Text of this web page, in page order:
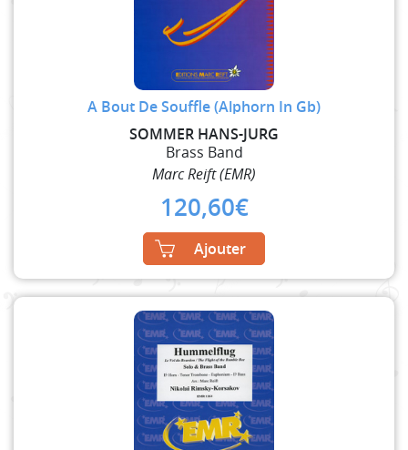
A Bout De Souffle (Alphorn In Gb)
SOMMER HANS-JURG
Brass Band
Marc Reift (EMR)
120,60€
Ajouter